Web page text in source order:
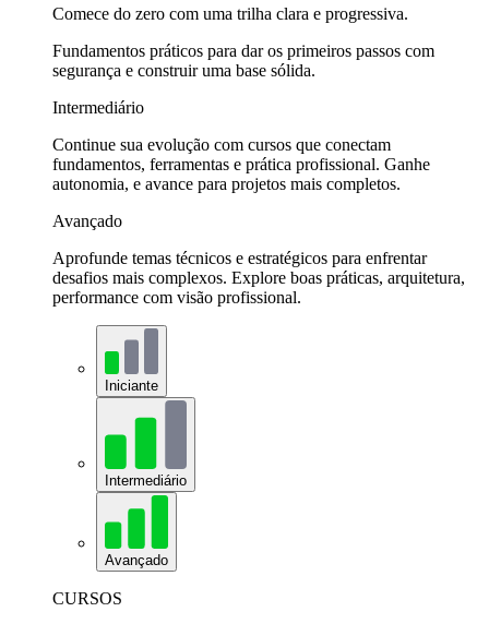
Comece do zero com uma trilha clara e progressiva.
Fundamentos práticos para dar os primeiros passos com
segurança e construir uma base sólida.
Intermediário
Continue sua evolução com cursos que conectam
fundamentos, ferramentas e prática profissional. Ganhe
autonomia, e avance para projetos mais completos.
Avançado
Aprofunde temas técnicos e estratégicos para enfrentar
desafios mais complexos. Explore boas práticas, arquitetura,
performance com visão profissional.
Iniciante
Intermediário
Avançado
CURSOS